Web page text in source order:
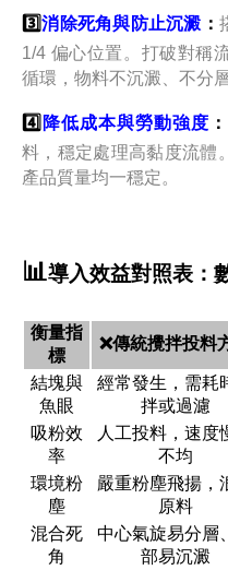
3️⃣ 消除死角與防止沉澱 ：
1/4 偏心位置 。打破對稱
循環，物料不沉澱、不分層
4️⃣ 降低成本與勞動強度 ：
料，穩定處理高黏度流體
產品質量均一穩定。
📊導入效益對照表：
衡量指
標
❌傳統攪拌投料
結塊與
魚眼
經常發生，需耗
拌或過濾
吸粉效
率
人工投料，速度
不均
環境粉
塵
嚴重粉塵飛揚，
原料
混合死
角
中心氣旋易分層
部易沉澱